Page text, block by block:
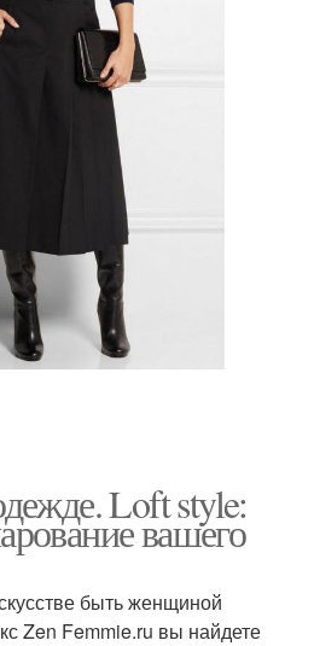
Loft style:
вашего
быть женщиной
Zen Femmie.ru вы найдете